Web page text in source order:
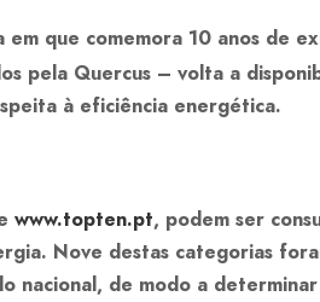
em que comemora 10 anos de
pela Quercus – volta a
à eficiência energética.
www.topten.pt, podem ser
Nove destas categorias
nacional, de modo a